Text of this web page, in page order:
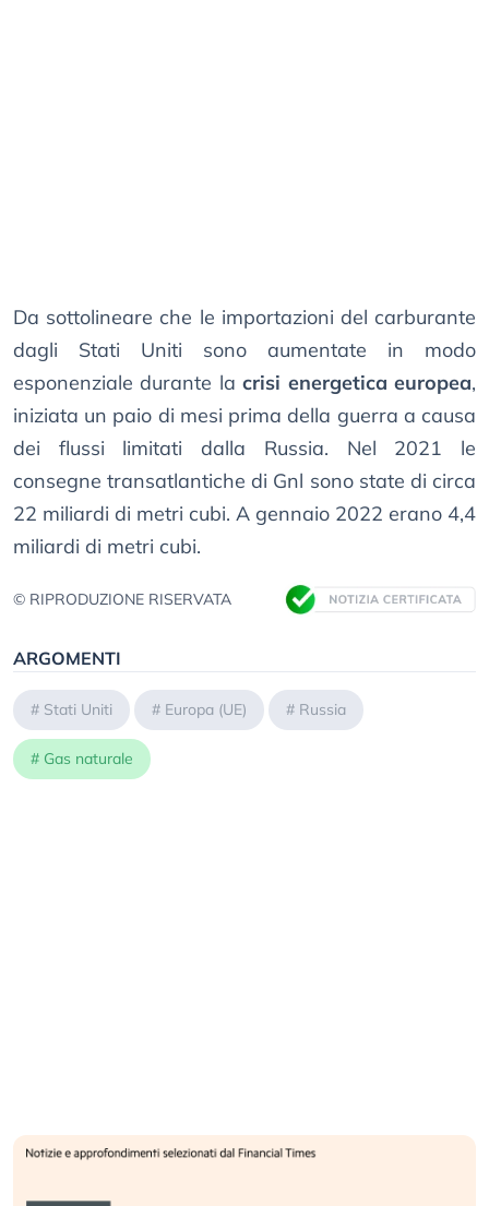
Da sottolineare che le importazioni del carburante
dagli Stati Uniti sono aumentate in modo
esponenziale durante lacrisi energetica europea,
iniziata un paio di mesi prima della guerra a causa
dei flussi limitati dalla Russia. Nel 2021 le
consegne transatlantiche di Gnl sono state di circa
22 miliardi di metri cubi. A gennaio 2022 erano 4,4
miliardi di metri cubi.
© RIPRODUZIONE RISERVATA
ARGOMENTI
# Stati Uniti # Europa (UE) # Russia
# Gas naturale